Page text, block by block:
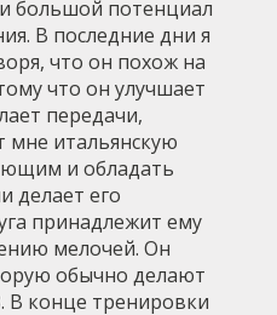
большой потенциал
В последние дни я
что он похож на
что он улучшает
передачи,
итальянскую
и обладать
делает его
принадлежит ему
мелочей. Он
обычно делают
В конце тренировки